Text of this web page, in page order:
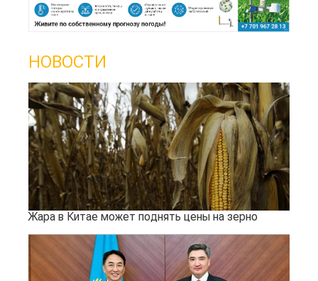
НОВОСТИ
Жара в Китае может поднять цены на зерно